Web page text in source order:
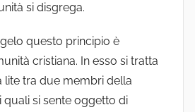
si disgrega.
questo principio è
cristiana. In esso si tratta
lite tra due membri della
si sente oggetto di